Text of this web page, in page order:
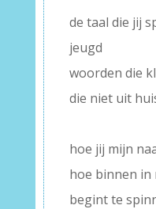
de taal die jij
jeugd
woorden die
die niet uit
hoe jij mijn
hoe binnen in
begint te